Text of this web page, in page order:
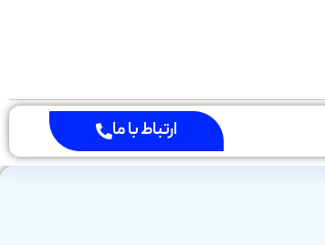
ارتباط با ما